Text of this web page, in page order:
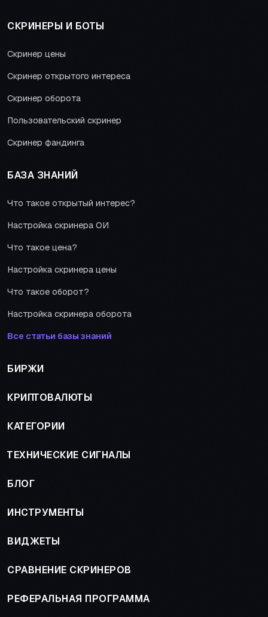
СКРИНЕРЫ И БОТЫ
Скринер цены
Скринер открытого интереса
Скринер оборота
Пользовательский скринер
Скринер фандинга
БАЗА ЗНАНИЙ
Что такое открытый интерес?
Настройка скринера ОИ
Что такое цена?
Настройка скринера цены
Что такое оборот?
Настройка скринера оборота
Все статьи базы знаний
БИРЖИ
КРИПТОВАЛЮТЫ
КАТЕГОРИИ
ТЕХНИЧЕСКИЕ СИГНАЛЫ
БЛОГ
ИНСТРУМЕНТЫ
ВИДЖЕТЫ
СРАВНЕНИЕ СКРИНЕРОВ
РЕФЕРАЛЬНАЯ ПРОГРАММА